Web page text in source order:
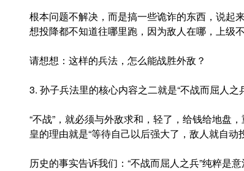
根本问题不解决，而是搞一些诡诈的东西，说起
想投降都不知道往哪里跑，因为敌人在哪，上级不
请想想：这样的兵法，怎么能战胜外敌？
3. 孙子兵法里的核心内容之二就是“不战而屈人之
“不战”，就必须与外敌求和，轻了，给钱给地盘
皇的理由就是“等待自己以后强大了，敌人就自动
历史的事实告诉我们：“不战而屈人之兵”纯粹是意